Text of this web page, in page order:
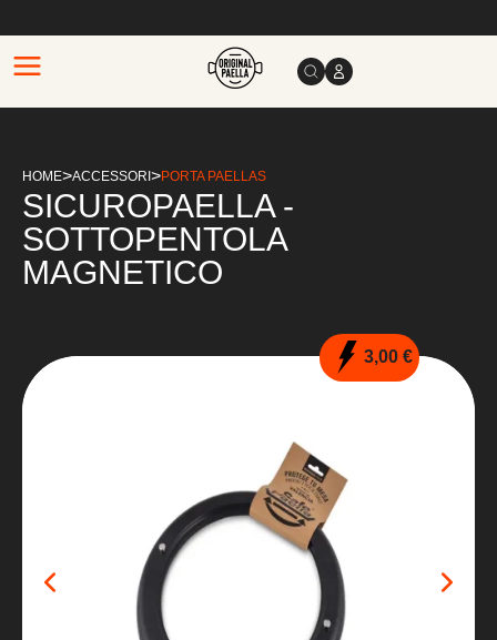
HOME>ACCESSORI >PORTA PAELLAS
SICUROPAELLA -
SOTTOPENTOLA
MAGNETICO
3,00 €